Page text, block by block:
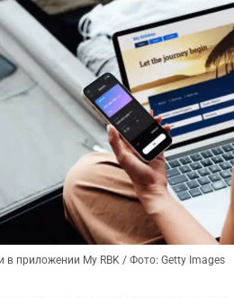
в приложении My RBK / Фото: Getty Images